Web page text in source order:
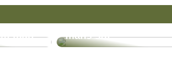
man
Nybörjarguiden till
mäns stil